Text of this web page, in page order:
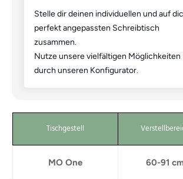
Stelle dir deinen individuellen und auf
perfekt angepassten Schreibtisch
zusammen.
Nutze unsere vielfältigen Möglichkeiten
durch unseren Konfigurator.
Tischgestell
MO One 60-91